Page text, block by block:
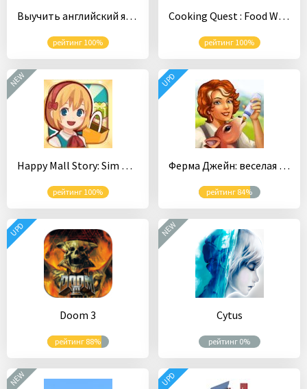
Выучить английский язык с Simpler — проще простого
рейтинг 100%
Cooking Quest : Food Wagon Adventure
рейтинг 100%
Happy Mall Story: Sim Game
рейтинг 100%
NEW
Ферма Джейн: веселая игра на русском
рейтинг 84%
UPD
Doom 3
рейтинг 88%
UPD
Cytus
рейтинг 0%
NEW
NEW UPD